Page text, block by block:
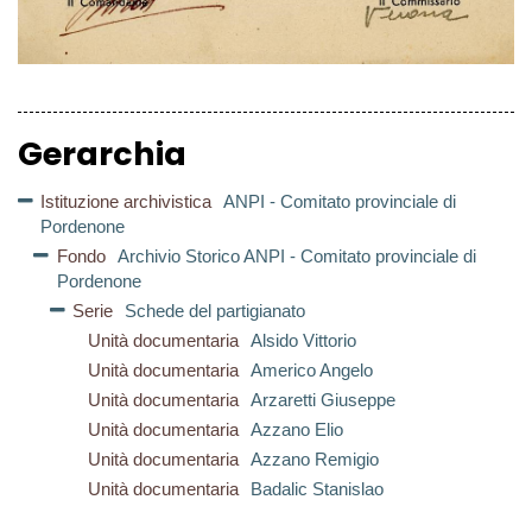
Gerarchia
Istituzione archivistica
ANPI - Comitato provinciale di
Pordenone
Fondo
Archivio Storico ANPI - Comitato provinciale di
Pordenone
Serie
Schede del partigianato
Unità documentaria
Alsido Vittorio
Unità documentaria
Americo Angelo
Unità documentaria
Arzaretti Giuseppe
Unità documentaria
Azzano Elio
Unità documentaria
Azzano Remigio
Unità documentaria
Badalic Stanislao